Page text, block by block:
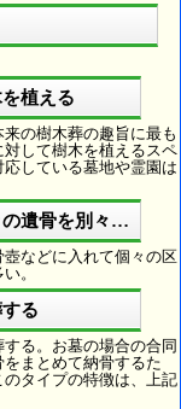
植える
の樹木葬の趣旨に最も
して樹木を植えるスペ
している墓地や霊園は
遺骨を別々に埋葬
などに入れて個々の区
。
る
る。お墓の場合の合同
まとめて納骨するた
タイプの特徴は、上記